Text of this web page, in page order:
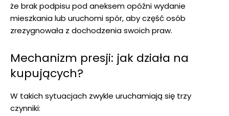
że brak podpisu pod aneksem opóźni wydanie
mieszkania lub uruchomi spór, aby część osób
zrezygnowała z dochodzenia swoich praw.
Mechanizm presji: jak działa na
kupujących?
W takich sytuacjach zwykle uruchamiają się trzy
czynniki: